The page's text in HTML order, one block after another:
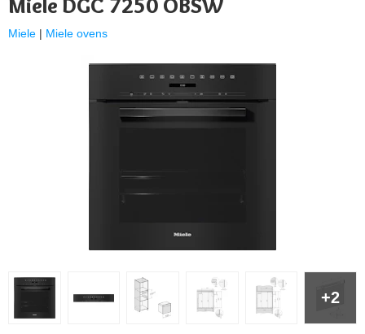
Miele DGC 7250 OBSW
Miele | Miele ovens
+2